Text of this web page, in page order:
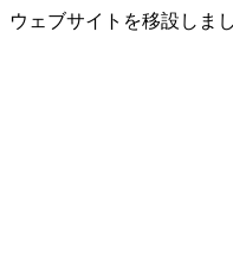
ウェブサイトを移設しま